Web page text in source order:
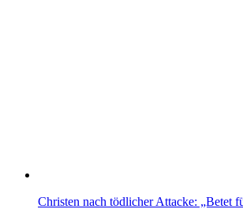
Christen nach tödlicher Attacke: „Betet